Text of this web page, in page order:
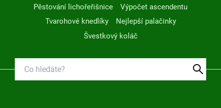
Pěstování lichořeřišnice
Výpočet ascendentu
Tvarohové knedlíky
Nejlepší palačinky
Švestkový koláč